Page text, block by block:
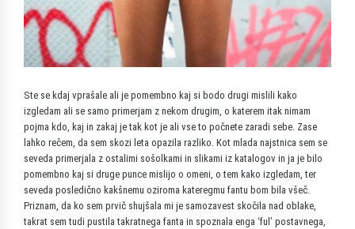
Ste se kdaj vprašale ali je pomembno kaj si bodo drugi mislili kako
izgledam ali se samo primerjam z nekom drugim, o katerem itak nimam
pojma kdo, kaj in zakaj je tak kot je ali vse to počnete zaradi sebe. Zase
lahko rečem, da sem skozi leta opazila razliko. Kot mlada najstnica sem se
seveda primerjala z ostalimi sošolkami in slikami iz katalogov in ja je bilo
pomembno kaj si druge punce mislijo o omeni, o tem kako izgledam, ter
seveda posledično kakšnemu oziroma kateregmu fantu bom bila všeč.
Priznam, da ko sem prvič shujšala mi je samozavest skočila nad oblake,
takrat sem tudi pustila takratnega fanta in spoznala enga ‘ful’ postavnega,